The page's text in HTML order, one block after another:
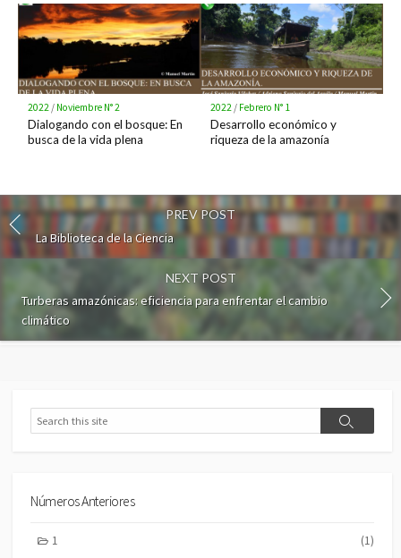
2022/ Noviembre N° 2
Dialogando con el bosque: En
busca de la vida plena
2022/ Febrero N° 1
Desarrollo económico y
riqueza de la amazonía
PREV POST
La Biblioteca de la Ciencia
NEXT POST
Turberas amazónicas: eficiencia para enfrentar el cambio
climático
Search
Search
Números Anteriores
1 (1)